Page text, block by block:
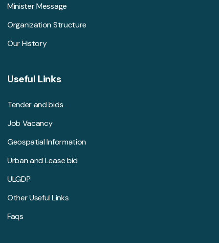
Minister Message
Organization Structure
Our History
Useful Links
Tender and bids
Job Vacancy
Geospatial Information
Urban and Lease bid
ULGDP
Other Useful Links
Faqs